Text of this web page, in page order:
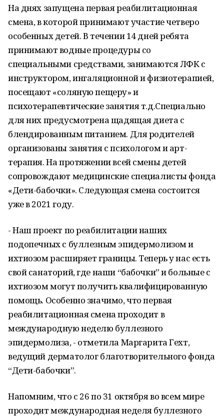
На днях запущена первая реабилитационная
смена, в которой принимают участие четверо
особенных детей. В течении 14 дней ребята
принимают водные процедуры со
специальными средствами, занимаются ЛФК с
инструктором, ингаляционной и физиотерапией,
посещают «соляную пещеру» и
психотерапевтические занятия т.д.Специально
для них предусмотрена щадящая диета с
блендированным питанием. Для родителей
организованы занятия с психологом и арт-
терапия. На протяжении всей смены детей
сопровождают медицинские специалисты фонда
«Дети-бабочки». Следующая смена состоится
уже в 2021 году.
- Наш проект по реабилитации наших
подопечных с буллезным эпидермолизом и
ихтиозом расширяет границы. Теперь у нас есть
свой санаторий, где наши “бабочки” и больные с
ихтиозом могут получить квалифицированную
помощь. Особенно значимо, что первая
реабилитационная смена проходит в
международную неделю буллезного
эпидермолиза, - отметила Маргарита Гехт,
ведущий дерматолог благотворительного фонда
“Дети-бабочки”.
Напомним, что с 26 по 31 октября во всем мире
проходит международная неделя буллезного